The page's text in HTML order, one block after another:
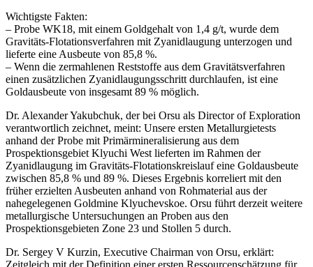
Wichtigste Fakten:
– Probe WK18, mit einem Goldgehalt von 1,4 g/t, wurde dem
Gravitäts-Flotationsverfahren mit Zyanidlaugung unterzogen und
lieferte eine Ausbeute von 85,8 %.
– Wenn die zermahlenen Reststoffe aus dem Gravitätsverfahren
einen zusätzlichen Zyanidlaugungsschritt durchlaufen, ist eine
Goldausbeute von insgesamt 89 % möglich.
Dr. Alexander Yakubchuk, der bei Orsu als Director of Exploration
verantwortlich zeichnet, meint: Unsere ersten Metallurgietests
anhand der Probe mit Primärmineralisierung aus dem
Prospektionsgebiet Klyuchi West lieferten im Rahmen der
Zyanidlaugung im Gravitäts-Flotationskreislauf eine Goldausbeute
zwischen 85,8 % und 89 %. Dieses Ergebnis korreliert mit den
früher erzielten Ausbeuten anhand von Rohmaterial aus der
nahegelegenen Goldmine Klyuchevskoe. Orsu führt derzeit weitere
metallurgische Untersuchungen an Proben aus den
Prospektionsgebieten Zone 23 und Stollen 5 durch.
Dr. Sergey V Kurzin, Executive Chairman von Orsu, erklärt:
Zeitgleich mit der Definition einer ersten Ressourcenschätzung für